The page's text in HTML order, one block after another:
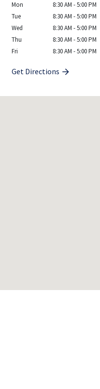
Mon
8:30 AM - 5:00 PM
Tue
8:30 AM - 5:00 PM
Wed
8:30 AM - 5:00 PM
Thu
8:30 AM - 5:00 PM
Fri
8:30 AM - 5:00 PM
Get Directions